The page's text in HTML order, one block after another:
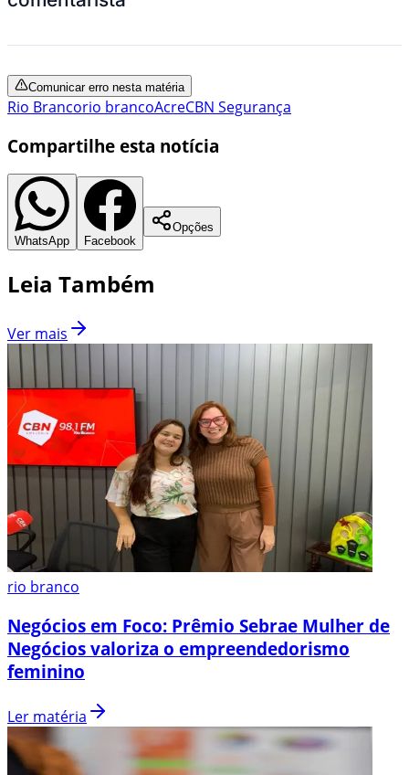
Comunicar erro nesta matéria
Rio Brancorio brancoAcreCBN Segurança
Compartilhe esta notícia
WhatsApp Facebook
Opções
Leia Também
Ver mais
rio branco
Negócios em Foco: Prêmio Sebrae Mulher de
Negócios valoriza o empreendedorismo
feminino
Ler matéria